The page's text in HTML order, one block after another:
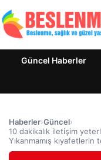
Güncel Haberler
Haberler›Güncel›
10 dakikalık iletişim
Yıkanmamış